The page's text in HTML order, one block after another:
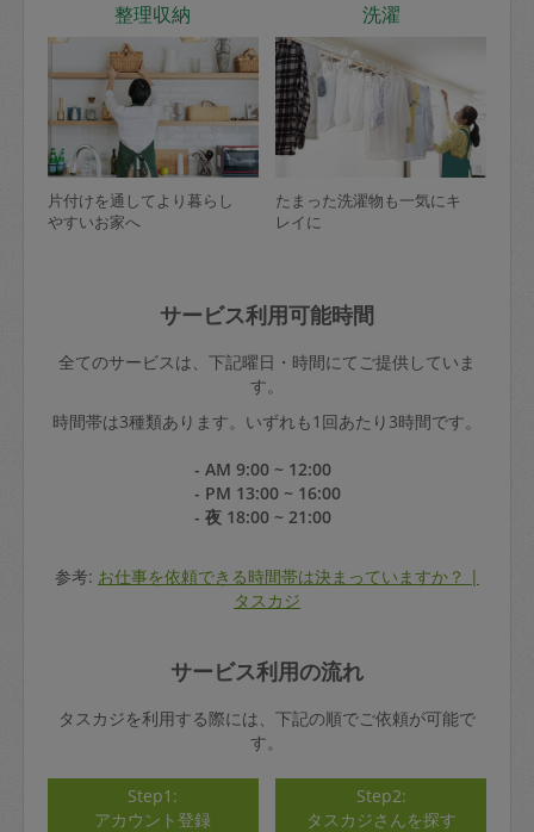
整理収納
片付けを通してより暮らし
やすいお家へ
洗濯
たまった洗濯物も一気にキ
レイに
サービス利用可能時間
全てのサービスは、下記曜日・時間にてご提供していま
す。
時間帯は3種類あります。いずれも1回あたり3時間です。
- AM 9:00 ~ 12:00
- PM 13:00 ~ 16:00
- 夜 18:00 ~ 21:00
参考: お仕事を依頼できる時間帯は決まっていますか？ |
タスカジ
サービス利用の流れ
タスカジを利用する際には、下記の順でご依頼が可能で
す。
Step1:
アカウント登録
Step2:
タスカジさんを探す